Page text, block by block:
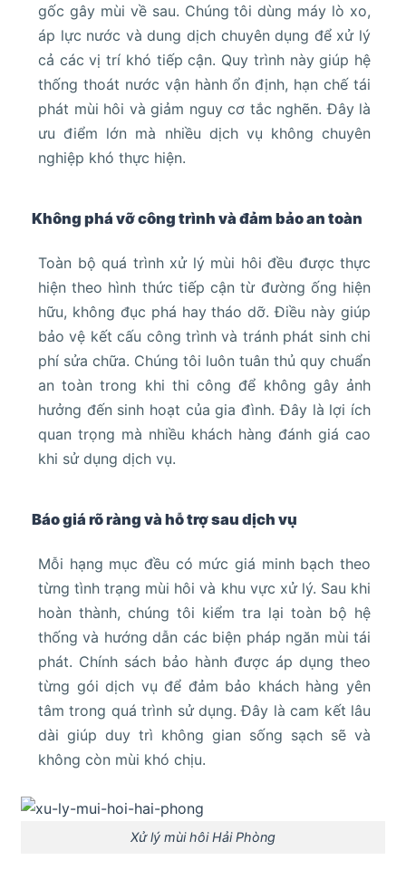
gốc gây mùi về sau. Chúng tôi dùng máy lò xo,
áp lực nước và dung dịch chuyên dụng để xử lý
cả các vị trí khó tiếp cận. Quy trình này giúp hệ
thống thoát nước vận hành ổn định, hạn chế tái
phát mùi hôi và giảm nguy cơ tắc nghẽn. Đây là
ưu điểm lớn mà nhiều dịch vụ không chuyên
nghiệp khó thực hiện.
Không phá vỡ công trình và đảm bảo an toàn
Toàn bộ quá trình xử lý mùi hôi đều được thực
hiện theo hình thức tiếp cận từ đường ống hiện
hữu, không đục phá hay tháo dỡ. Điều này giúp
bảo vệ kết cấu công trình và tránh phát sinh chi
phí sửa chữa. Chúng tôi luôn tuân thủ quy chuẩn
an toàn trong khi thi công để không gây ảnh
hưởng đến sinh hoạt của gia đình. Đây là lợi ích
quan trọng mà nhiều khách hàng đánh giá cao
khi sử dụng dịch vụ.
Báo giá rõ ràng và hỗ trợ sau dịch vụ
Mỗi hạng mục đều có mức giá minh bạch theo
từng tình trạng mùi hôi và khu vực xử lý. Sau khi
hoàn thành, chúng tôi kiểm tra lại toàn bộ hệ
thống và hướng dẫn các biện pháp ngăn mùi tái
phát. Chính sách bảo hành được áp dụng theo
từng gói dịch vụ để đảm bảo khách hàng yên
tâm trong quá trình sử dụng. Đây là cam kết lâu
dài giúp duy trì không gian sống sạch sẽ và
không còn mùi khó chịu.
Xử lý mùi hôi Hải Phòng